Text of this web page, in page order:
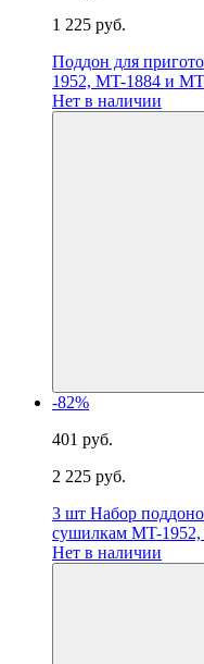
1 225 руб.
Поддон для
1952, MT-1884 и
Нет в наличии
-82%
401 руб.
2 225 руб.
3 шт Набор
сушилкам MT-
Нет в наличии